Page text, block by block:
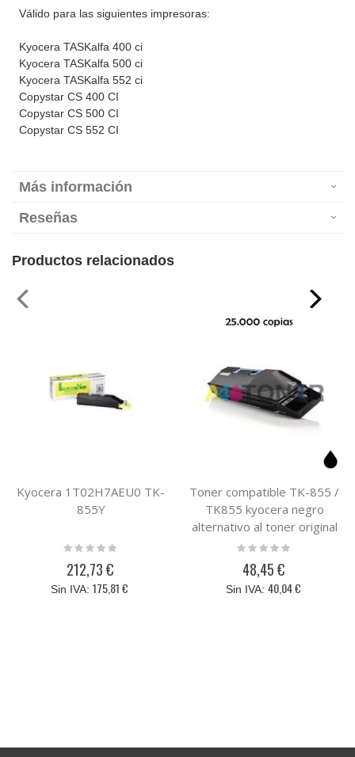
Válido para las siguientes impresoras:
Kyocera TASKalfa 400 ci
Kyocera TASKalfa 500 ci
Kyocera TASKalfa 552 ci
Copystar CS 400 CI
Copystar CS 500 CI
Copystar CS 552 CI
Más información
Reseñas
Productos relacionados
Kyocera 1T02H7AEU0 TK-
855Y
Rating:
212,73 €
175,81 €
Toner compatible TK-855 /
TK855 kyocera negro
alternativo al toner original
Kyocera 1T02H70EU0 TK
855
Rating:
48,45 €
40,04 €